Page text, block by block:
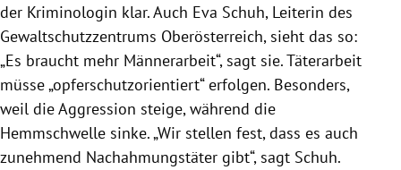
der Kriminologin klar. Auch Eva Schuh, Leiterin des
Gewaltschutzzentrums Oberösterreich, sieht das so:
„Es braucht mehr Männerarbeit“, sagt sie.Täterarbeit
müsse „opferschutzorientiert“ erfolgen. Besonders,
weil die Aggression steige, während die
Hemmschwelle sinke. „Wir stellen fest, dass es auch
zunehmend Nachahmungstäter gibt“, sagt Schuh.